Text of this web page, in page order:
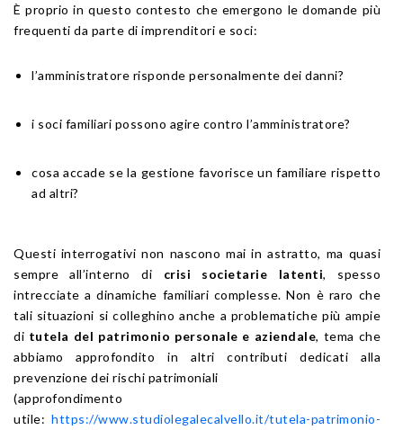
È proprio in questo contesto che emergono le domande più
frequenti da parte di imprenditori e soci:
l’amministratore risponde personalmente dei danni?
i soci familiari possono agire contro l’amministratore?
cosa accade se la gestione favorisce un familiare rispetto
ad altri?
Questi interrogativi non nascono mai in astratto, ma quasi
sempre all’interno di crisi societarie latenti, spesso
intrecciate a dinamiche familiari complesse. Non è raro che
tali situazioni si colleghino anche a problematiche più ampie
di tutela del patrimonio personale e aziendale, tema che
abbiamo approfondito in altri contributi dedicati alla
prevenzione dei rischi patrimoniali
(approfondimento
utile: https://www.studiolegalecalvello.it/tutela-patrimonio-